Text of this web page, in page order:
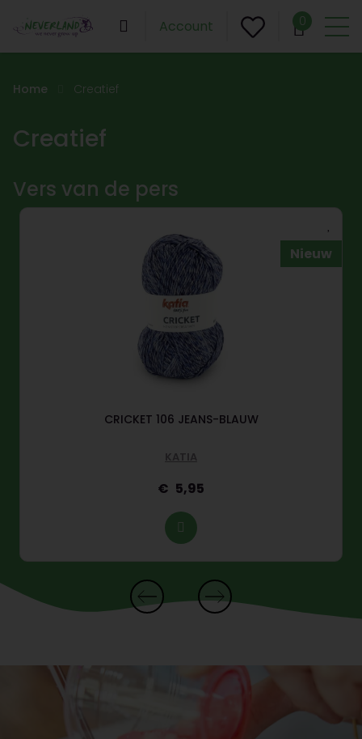
Account 0
Home Creatief
Creatief
Vers van de pers
Nieuw
CRICKET 106 JEANS-BLAUW
KATIA
5,95